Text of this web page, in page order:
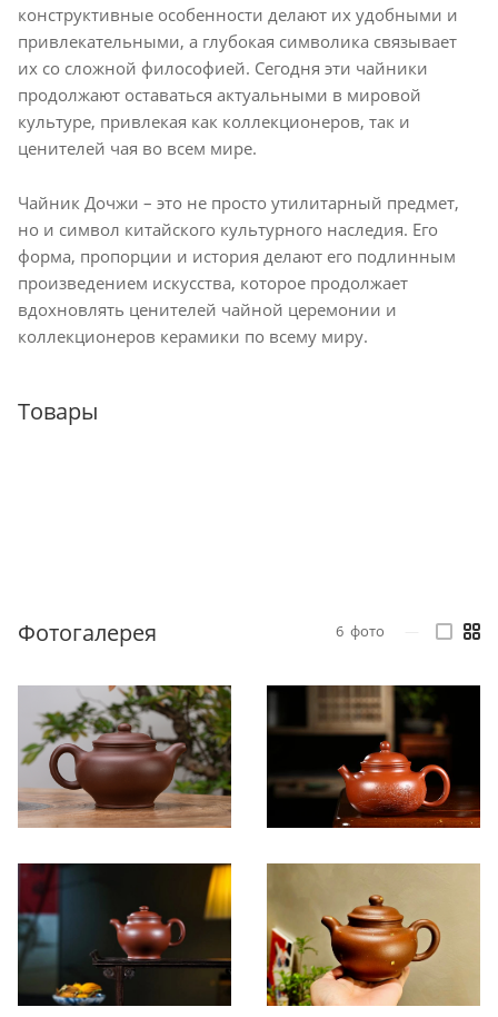
конструктивные особенности делают их удобными и
привлекательными, а глубокая символика связывает
их со сложной философией. Сегодня эти чайники
продолжают оставаться актуальными в мировой
культуре, привлекая как коллекционеров, так и
ценителей чая во всем мире.
Чайник Дочжи – это не просто утилитарный предмет,
но и символ китайского культурного наследия. Его
форма, пропорции и история делают его подлинным
произведением искусства, которое продолжает
вдохновлять ценителей чайной церемонии и
коллекционеров керамики по всему миру.
Товары
Фотогалерея 6 фото